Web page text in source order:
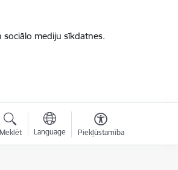
mediju sīkdatnes.
Meklēt Language Piekļūstamība